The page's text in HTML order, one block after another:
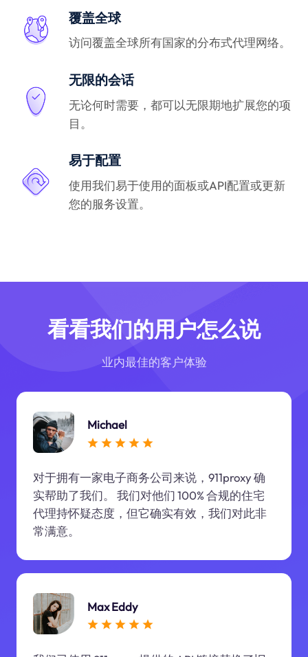
覆盖全球
访问覆盖全球所有国家的分布式代理网络。
无限的会话
无论何时需要，都可以无限期地扩展您的项
目。
易于配置
使用我们易于使用的面板或API配置或更新
您的服务设置。
看看我们的用户怎么说
业内最佳的客户体验
Michael
对于拥有一家电子商务公司来说，911proxy 确
实帮助了我们。 我们对他们 100% 合规的住宅
代理持怀疑态度，但它确实有效，我们对此非
常满意。
Max Eddy